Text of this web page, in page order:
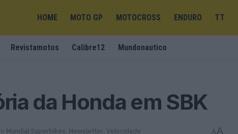
HOME MOTO GP MOTOCROSS ENDURO TT
Revistamotos Calibre12 Mundonautico
da Honda em SBK
Mundial Superbikes Newsletter Velocidade AA